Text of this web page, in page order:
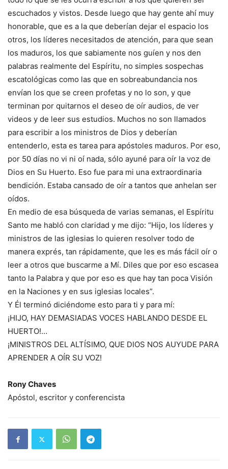
escuchados y vistos. Desde luego que hay gente ahí muy
honorable, que es a la que deberían dejar el espacio los
otros, los líderes necesitados de atención, para que sean
los maduros, los que sabiamente nos guíen y nos den
palabras realmente del Espíritu, no simples sospechas
escatológicas como las que en sobreabundancia nos
envían los que se creen profetas y no lo son, y que
terminan por quitarnos el deseo de oír audios, de ver
videos y de leer sus estudios. Muchos no son llamados
para escribir a los ministros de Dios y deberían
entenderlo, esta es tarea para apóstoles maduros. Por eso,
por 50 días no vi ni oí nada, sólo ayuné para oír la voz de
Dios en Su Huerto. Eso fue para mi una extraordinaria
bendición. Estaba cansado de oír a tantos que anhelan ser
oídos.
En medio de esa búsqueda de varias semanas, el Espíritu
Santo me habló con claridad y me dijo: “Hijo, los líderes y
ministros de las iglesias lo quieren resolver todo de
manera exprés, tan rápidamente, que les es más fácil oír o
leer a otros que buscarme a Mí. Diles que por eso escasea
tanto la Palabra y que por eso es que hay tan poca Visión
en la Naciones y en sus iglesias locales”.
Y Él terminó diciéndome esto para ti y para mí:
¡HIJO, HAY DEMASIADAS VOCES HABLANDO DESDE EL
HUERTO!…
¡MINISTROS DEL ALTÍSIMO, QUE DIOS NOS AUYUDE PARA
APRENDER A OÍR SU VOZ!
Rony Chaves
Apóstol, escritor y conferencista